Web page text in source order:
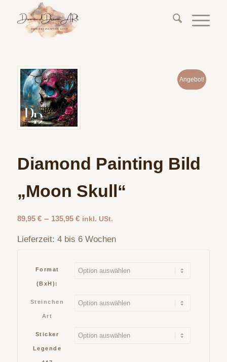
Angebot!
Diamond Painting Bild
„Moon Skull“
89,95 €– 135,95 € inkl. USt.
Lieferzeit: 4 bis 6 Wochen
Format
(BxH):
Steinchen
Art
Sticker
Legende